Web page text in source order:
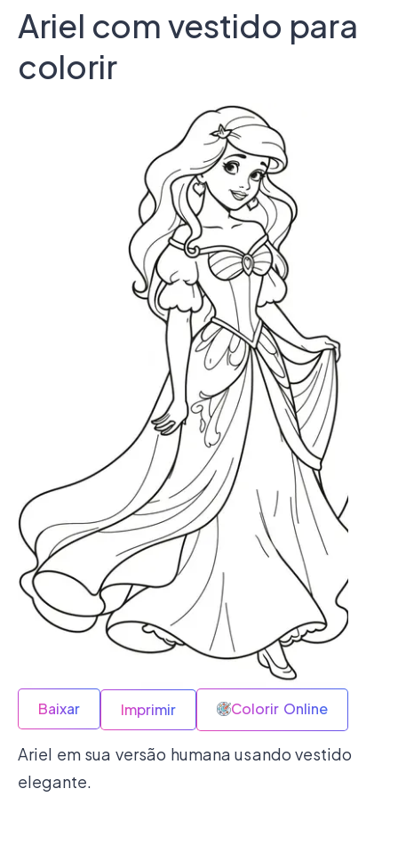
Ariel com vestido para
colorir
Baixar Imprimir Colorir Online
Ariel em sua versão humana usando vestido
elegante.